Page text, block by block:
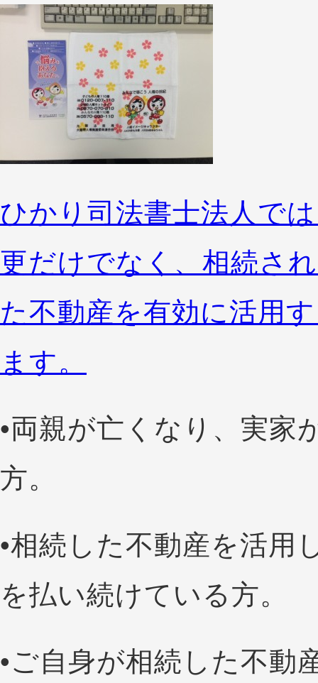
ひかり司法書士法人で
更だけでなく、相続さ
た不動産を有効に活用
ます。
•両親が亡くなり、実家
方。
•相続した不動産を活用
を払い続けている方。
•ご自身が相続した不動